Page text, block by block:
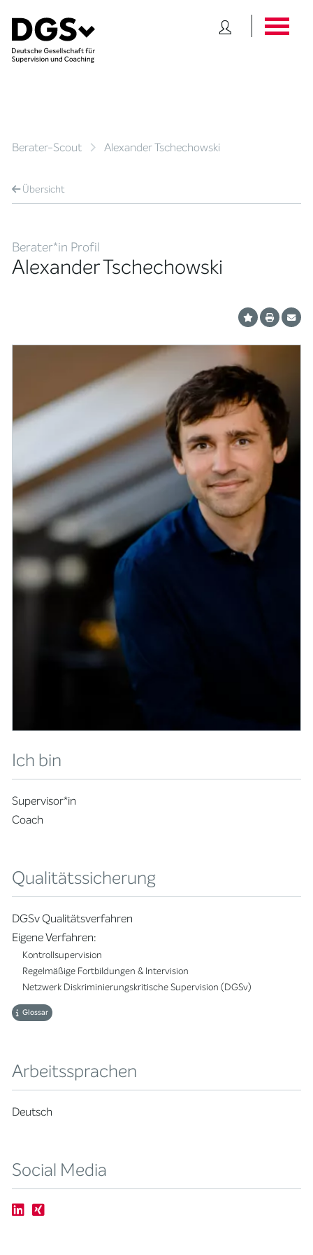
Berater-Scout Alexander Tschechowski
Übersicht
Berater*in Profil
Alexander Tschechowski
Ich bin
Supervisor*in
Coach
Qualitätssicherung
DGSv Qualitätsverfahren
Eigene Verfahren:
Kontrollsupervision
Regelmäßige Fortbildungen & Intervision
Netzwerk Diskriminierungskritische Supervision (DGSv)
Glossar
Arbeitssprachen
Deutsch
Social Media